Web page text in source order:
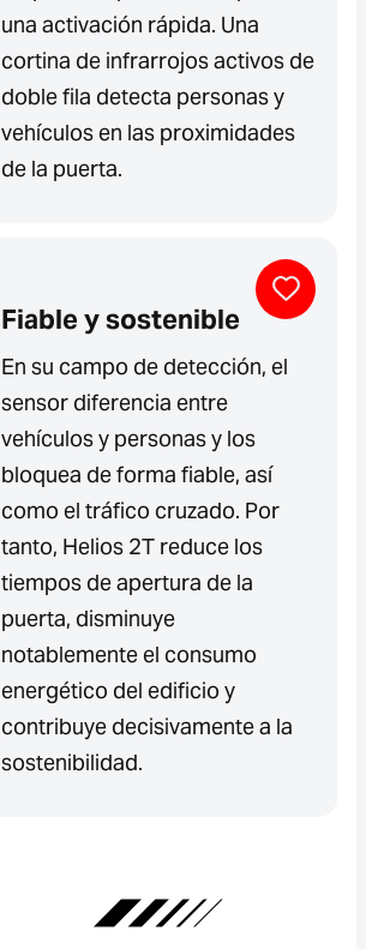
una activación rápida. Una
cortina de infrarrojos activos de
doble fila detecta personas y
vehículos en las proximidades
de la puerta.
Fiable y sostenible
En su campo de detección, el
sensor diferencia entre
vehículos y personas y los
bloquea de forma fiable, así
como el tráfico cruzado. Por
tanto, Helios 2T reduce los
tiempos de apertura de la
puerta, disminuye
notablemente el consumo
energético del edificio y
contribuye decisivamente a la
sostenibilidad.